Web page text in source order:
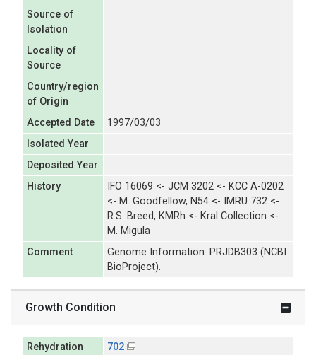
Source of
Isolation
Locality of
Source
Country/region
of Origin
Accepted Date
1997/03/03
Isolated Year
Deposited Year
History
IFO 16069 <- JCM 3202 <- KCC A-0202
<- M. Goodfellow, N54 <- IMRU 732 <-
R.S. Breed, KMRh <- Kral Collection <-
M. Migula
Comment
Genome Information: PRJDB303 (NCBI
BioProject).
Growth Condition
Rehydration
702